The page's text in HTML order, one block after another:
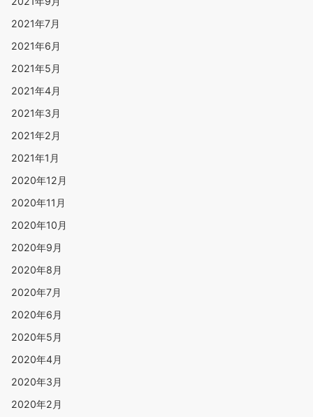
2023年9月
2023年2月
2022年2月
2021年9月
2021年7月
2021年6月
2021年5月
2021年4月
2021年3月
2021年2月
2021年1月
2020年12月
2020年11月
2020年10月
2020年9月
2020年8月
2020年7月
2020年6月
2020年5月